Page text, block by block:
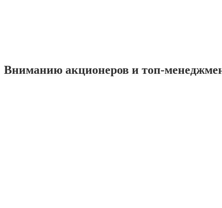
Вниманию акционеров и топ-